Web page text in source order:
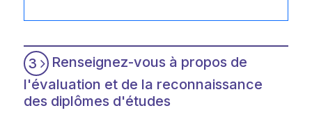
3
Renseignez-vous à propos de
l'évaluation et de la reconnaissance
des diplômes d'études